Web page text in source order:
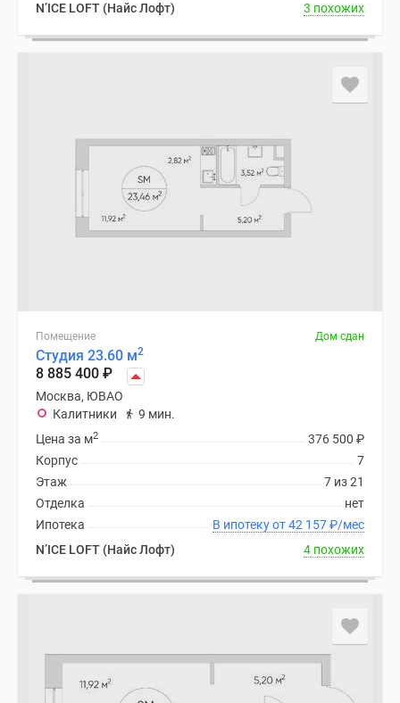
N’ICE LOFT (Найс Лофт)
3 похожих
Помещение Дом сдан
Студия 23.60 м2
8 885 400 ₽
Москва, ЮВАО
Калитники
9 мин.
376 500 ₽
Цена за м2
7
Корпус
7 из 21
Этаж
нет
Отделка
В ипотеку от 42 157₽/мес
Ипотека
N’ICE LOFT (Найс Лофт)
4 похожих